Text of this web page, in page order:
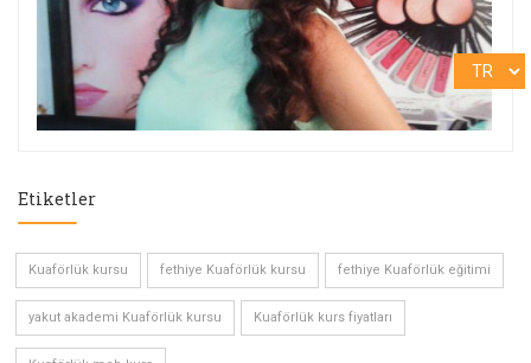
Etiketler
Kuaförlük kursu fethiye Kuaförlük kursu fethiye Kuaförlük eğitimi
yakut akademi Kuaförlük kursu Kuaförlük kurs fiyatları